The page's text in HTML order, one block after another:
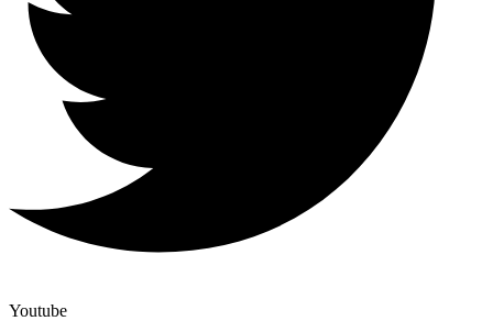
Youtube